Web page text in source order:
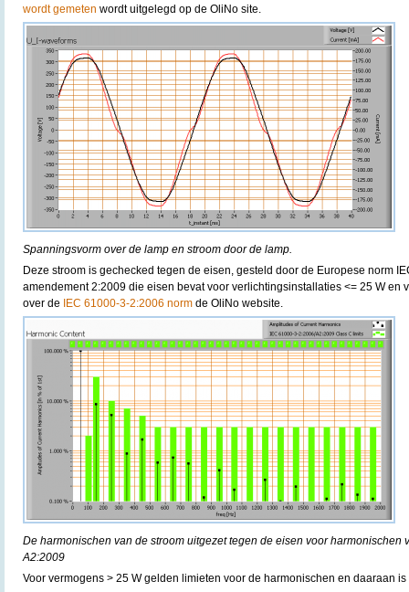
wordt gemeten wordt uitgelegd op de OliNo site.
Spanningsvorm over de lamp en stroom door de lamp.
Deze stroom is gechecked tegen de eisen, gesteld door de Europese norm
amendement 2:2009 die eisen bevat voor verlichtingsinstallaties <= 25 W en
over de
IEC 61000-3-2:2006 norm de OliNo website.
De harmonischen van de stroom uitgezet tegen de eisen voor harmonischen
A2:2009
Voor vermogens > 25 W gelden limieten voor de harmonischen en daaraan